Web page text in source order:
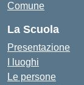
Comune
La Scuola
Presentazione
I luoghi
Le persone